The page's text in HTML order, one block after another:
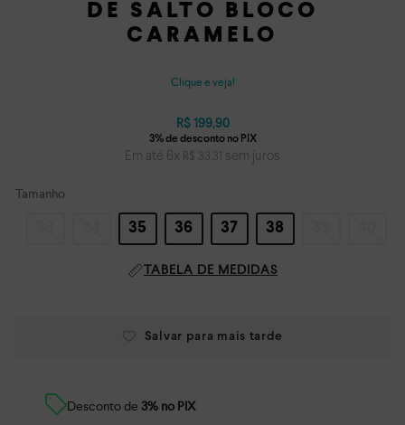
DE SALTO BLOCO
CARAMELO
Clique e veja!
R$ 199,90
Em até 6x R$ 33, 31 sem juros
Tamanho
35 36 37 38
TABELA DE MEDIDAS
Desconto de 3% no PIX